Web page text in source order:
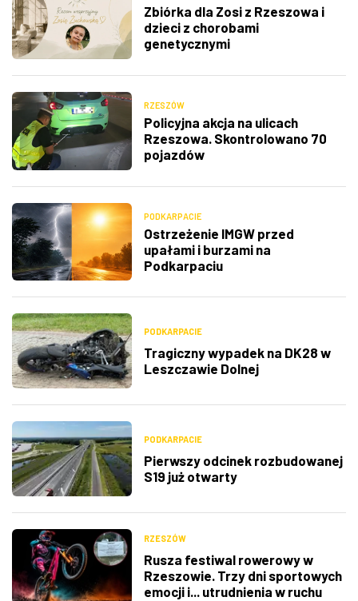
Zbiórka dla Zosi z Rzeszowa i
dzieci z chorobami
genetycznymi
RZESZÓW
Policyjna akcja na ulicach
Rzeszowa. Skontrolowano 70
pojazdów
PODKARPACIE
Ostrzeżenie IMGW przed
upałami i burzami na
Podkarpaciu
PODKARPACIE
Tragiczny wypadek na DK28 w
Leszczawie Dolnej
PODKARPACIE
Pierwszy odcinek rozbudowanej
S19 już otwarty
RZESZÓW
Rusza festiwal rowerowy w
Rzeszowie. Trzy dni sportowych
emocji i... utrudnienia w ruchu